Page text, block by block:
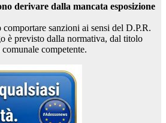
derivare dalla mancata esposizione
comportare sanzioni ai sensi del D.P.R.
è previsto dalla normativa, dal titolo
competente.